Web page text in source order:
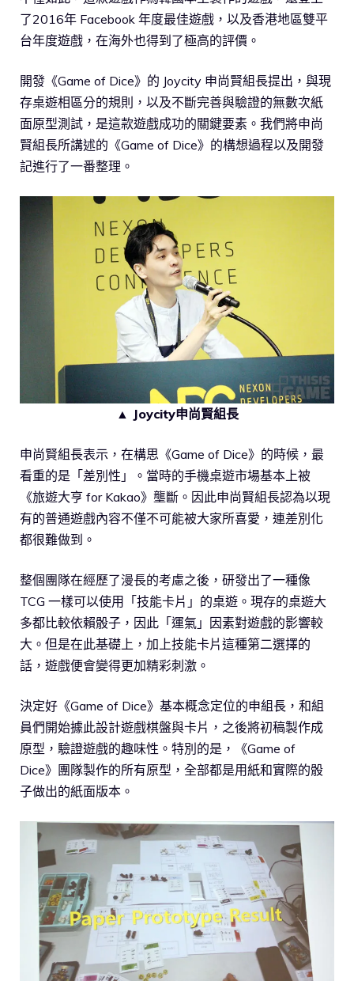
了2016年 Facebook 年度最佳遊戲，以及香港地區雙平
台年度遊戲，在海外也得到了極高的評價。
開發《Game of Dice》的 Joycity 申尚賢組長提出，與現
存桌遊相區分的規則，以及不斷完善與驗證的無數次紙
面原型測試，是這款遊戲成功的關鍵要素。我們將申尚
賢組長所講述的《Game of Dice》的構想過程以及開發
記進行了一番整理。
▲ Joycity申尚賢組長
申尚賢組長表示，在構思《Game of Dice》的時候，最
看重的是「差別性」。當時的手機桌遊市場基本上被
《旅遊大亨 for Kakao》壟斷。因此申尚賢組長認為以現
有的普通遊戲內容不僅不可能被大家所喜愛，連差別化
都很難做到。
整個團隊在經歷了漫長的考慮之後，研發出了一種像
TCG 一樣可以使用「技能卡片」的桌遊。現存的桌遊大
多都比較依賴骰子，因此「運氣」因素對遊戲的影響較
大。但是在此基礎上，加上技能卡片這種第二選擇的
話，遊戲便會變得更加精彩刺激。
決定好《Game of Dice》基本概念定位的申組長，和組
員們開始據此設計遊戲棋盤與卡片，之後將初稿製作成
原型，驗證遊戲的趣味性。特別的是，《Game of
Dice》團隊製作的所有原型，全部都是用紙和實際的骰
子做出的紙面版本。